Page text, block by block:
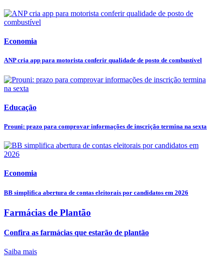
Economia
ANP cria app para motorista conferir qualidade de posto de combustível
Educação
Prouni: prazo para comprovar informações de inscrição termina na sexta
Economia
BB simplifica abertura de contas eleitorais por candidatos em 2026
Farmácias de Plantão
Confira as farmácias que estarão de plantão
Saiba mais